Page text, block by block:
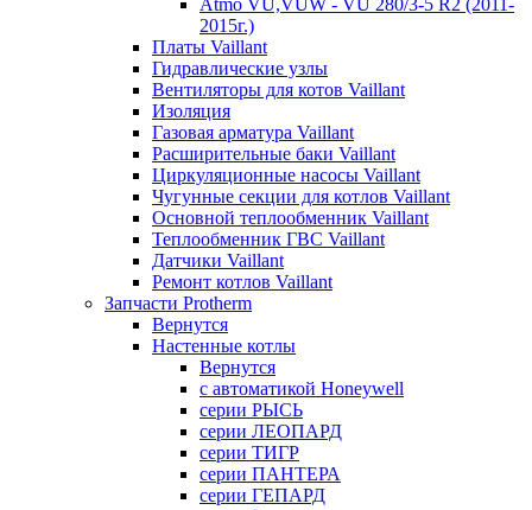
Atmo VU,VUW - VU 280/3-5 R2 (2011-
2015г.)
Платы Vaillant
Гидравлические узлы
Вентиляторы для котов Vaillant
Изоляция
Газовая арматура Vaillant
Расширительные баки Vaillant
Циркуляционные насосы Vaillant
Чугунные секции для котлов Vaillant
Основной теплообменник Vaillant
Теплообменник ГВС Vaillant
Датчики Vaillant
Ремонт котлов Vaillant
Запчасти Protherm
Вернутся
Настенные котлы
Вернутся
с автоматикой Honeywell
серии РЫСЬ
серии ЛЕОПАРД
серии ТИГР
серии ПАНТЕРА
серии ГЕПАРД